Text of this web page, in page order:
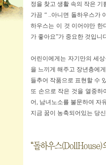
정을 찾고 생활 속의 작은 기
가끔 “ ..아니면 돌하우스가
하우스는 이 것 이어야만 한
가 좋아요”가 중요한 것입니
어린이에게는 자기만의 세
을 느끼게 해주고 장년층에
들추어 작품으로 표현할 수
또 손으로 작은 것을 열중하
어, 남녀노소를 불문하여 자
지금 꿈이 농축되어있는 당